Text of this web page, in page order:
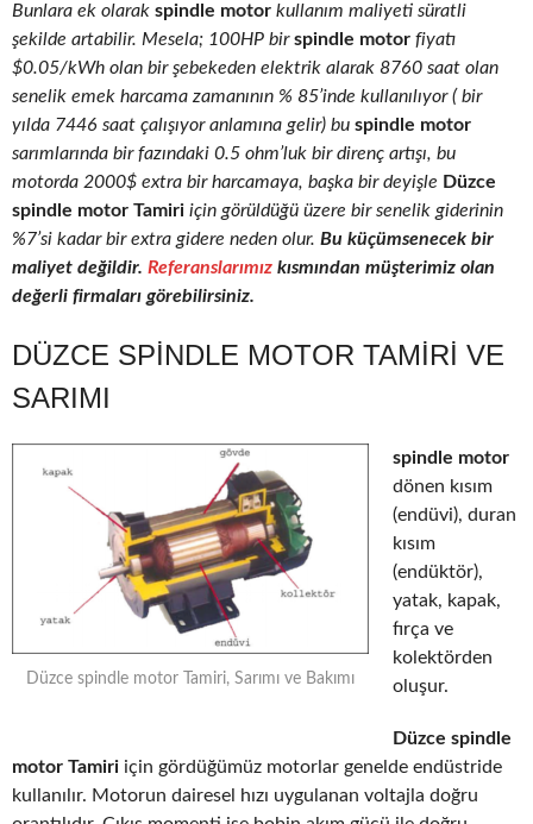
Bunlara ek olarak spindle motor kullanım maliyeti süratli
şekilde artabilir. Mesela; 100HP birspindle motor fiyatı
$0.05/kWh olan bir şebekeden elektrik alarak 8760 saat olan
senelik emek harcama zamanının % 85’inde kullanılıyor ( bir
yılda 7446 saat çalışıyor anlamına gelir) bu spindle motor
sarımlarında bir fazındaki 0.5 ohm’luk bir direnç artışı, bu
motorda 2000$ extra bir harcamaya, başka bir deyişle Düzce
spindle motor Tamiri için görüldüğü üzere bir senelik giderinin
%7’si kadar bir extra gidere neden olur. Bu küçümsenecek bir
maliyet değildir. Referanslarımız kısmından müşterimiz olan
değerli firmaları görebilirsiniz.
DÜZCE SPINDLE MOTOR TAMIRI VE
SARIMI
Düzce spindle motor Tamiri, Sarımı ve Bakımı
spindle motor
dönen kısım
(endüvi), duran
kısım
(endüktör),
yatak, kapak,
fırça ve
kolektörden
oluşur.
Düzce spindle
motor Tamiri için gördüğümüz motorlar genelde endüstride
kullanılır. Motorun dairesel hızı uygulanan voltajla doğru